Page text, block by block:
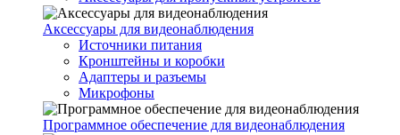
Аксессуары для видеонаблюдения
Источники питания
Кронштейны и коробки
Адаптеры и разъемы
Микрофоны
Программное обеспечение для видеонаблюдения